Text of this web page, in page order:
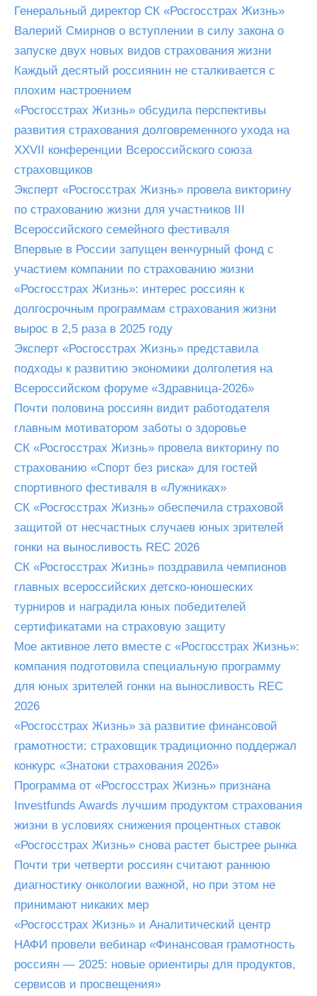
Генеральный директор СК «Росгосстрах Жизнь»
Валерий Смирнов о вступлении в силу закона о
запуске двух новых видов страхования жизни
Каждый десятый россиянин не сталкивается с
плохим настроением
«Росгосстрах Жизнь» обсудила перспективы
развития страхования долговременного ухода на
XXVII конференции Всероссийского союза
страховщиков
Эксперт «Росгосстрах Жизнь» провела викторину
по страхованию жизни для участников III
Всероссийского семейного фестиваля
Впервые в России запущен венчурный фонд с
участием компании по страхованию жизни
«Росгосстрах Жизнь»: интерес россиян к
долгосрочным программам страхования жизни
вырос в 2,5 раза в 2025 году
Эксперт «Росгосстрах Жизнь» представила
подходы к развитию экономики долголетия на
Всероссийском форуме «Здравница-2026»
Почти половина россиян видит работодателя
главным мотиватором заботы о здоровье
СК «Росгосстрах Жизнь» провела викторину по
страхованию «Спорт без риска» для гостей
спортивного фестиваля в «Лужниках»
СК «Росгосстрах Жизнь» обеспечила страховой
защитой от несчастных случаев юных зрителей
гонки на выносливость REC 2026
СК «Росгосстрах Жизнь» поздравила чемпионов
главных всероссийских детско-юношеских
турниров и наградила юных победителей
сертификатами на страховую защиту
Мое активное лето вместе с «Росгосстрах Жизнь»:
компания подготовила специальную программу
для юных зрителей гонки на выносливость REC
2026
«Росгосстрах Жизнь» за развитие финансовой
грамотности: страховщик традиционно поддержал
конкурс «Знатоки страхования 2026»
Программа от «Росгосстрах Жизнь» признана
Investfunds Awards лучшим продуктом страхования
жизни в условиях снижения процентных ставок
«Росгосстрах Жизнь» снова растет быстрее рынка
Почти три четверти россиян считают раннюю
диагностику онкологии важной, но при этом не
принимают никаких мер
«Росгосстрах Жизнь» и Аналитический центр
НАФИ провели вебинар «Финансовая грамотность
россиян — 2025: новые ориентиры для продуктов,
сервисов и просвещения»